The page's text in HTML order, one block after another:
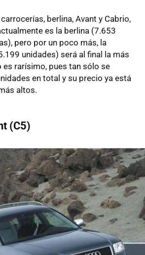
berlina, Avant y Cabrio,
es la berlina (7.653
pero por un poco más, la
unidades) será al final la más
es rarísimo, pues tan sólo se
en total y su precio ya está
altos.
(C5)